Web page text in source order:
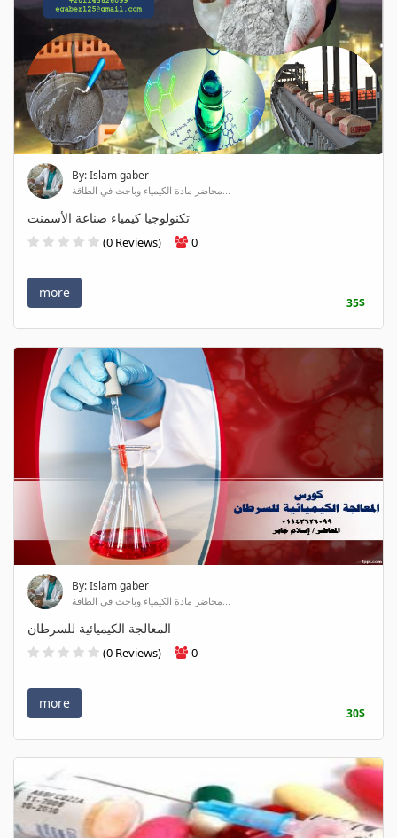
By: Islam gaber
محاضر مادة الكيمياء وباحث في الطاقة...
تكنولوجيا كيمياء صناعة الأسمنت
(0 Reviews) 0
more
35$
By: Islam gaber
محاضر مادة الكيمياء وباحث في الطاقة...
المعالجة الكيميائية للسرطان
(0 Reviews) 0
more
30$